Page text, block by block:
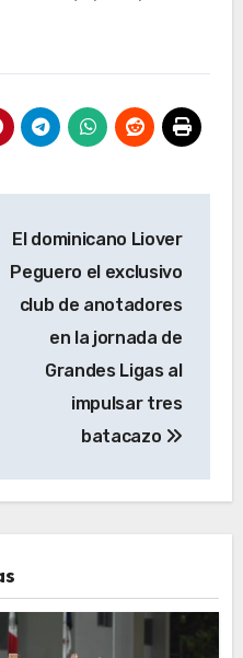
El dominicano Liover
Peguero el exclusivo
club de anotadores
en la jornada de
Grandes Ligas al
impulsar tres
batacazo